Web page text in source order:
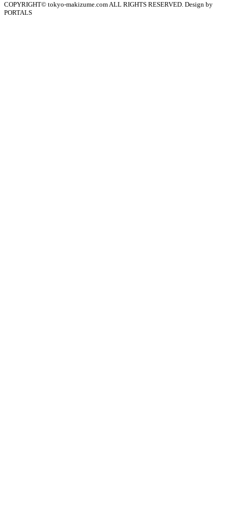
COPYRIGHT© tokyo-makizume.com ALL RIGHTS RESERVED. Design by
PORTALS